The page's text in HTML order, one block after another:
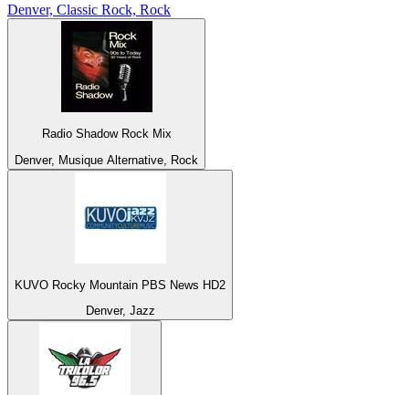
Denver, Classic Rock, Rock
Radio Shadow Rock Mix
Denver, Musique Alternative, Rock
KUVO Rocky Mountain PBS News HD2
Denver, Jazz